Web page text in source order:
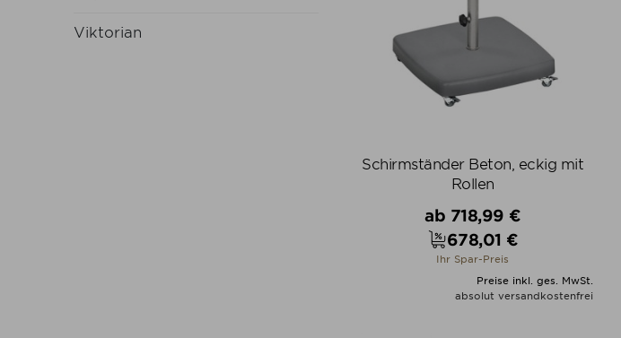
Viktorian
Schirmständer Beton, eckig mit
Rollen
Verkaufspreis
ab 718,99 €
Preis
678,01 €
Ihr Spar-Preis
Preise inkl. ges. MwSt.
absolut versandkostenfrei